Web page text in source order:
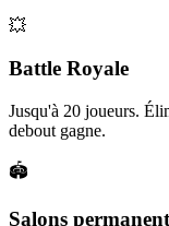
💥
Battle Royale
Jusqu'à 20 joueurs.
debout gagne.
🏟️
Salons